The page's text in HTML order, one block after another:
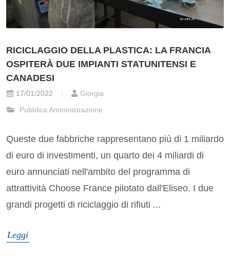
RICICLAGGIO DELLA PLASTICA: LA FRANCIA
OSPITERÀ DUE IMPIANTI STATUNITENSI E
CANADESI
17/01/2022
Giorgia
Pubblica Amministrazione
Queste due fabbriche rappresentano più di 1 miliardo
di euro di investimenti, un quarto dei 4 miliardi di
euro annunciati nell'ambito del programma di
attrattività Choose France pilotato dall'Eliseo. I due
grandi progetti di riciclaggio di rifiuti ...
Leggi